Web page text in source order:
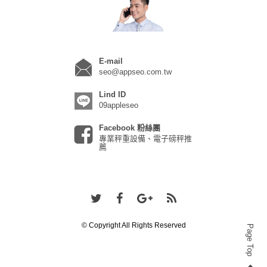
Page Top
E-mail
seo@appseo.com.tw
Lind ID
09appleseo
Facebook 粉絲團
專業秤重設備、電子磅秤推
薦
© Copyright All Rights Reserved